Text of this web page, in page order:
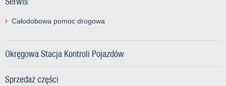
Całodobowa pomoc drogowa
Okręgowa Stacja Kontroli Pojazdów
Sprzedaż części